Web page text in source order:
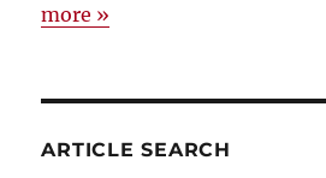
more »
ARTICLE SEARCH